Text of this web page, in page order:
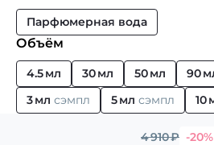
Парфюмерная вода
Объём
4.5 мл 30 мл 50 мл 90
3 мл сэмпл 5 мл сэмпл 10
4 910₽ -20%